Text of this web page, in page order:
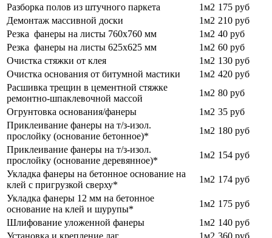
Разборка полов из штучного паркета
1м2 175 руб
Демонтаж массивной доски
1м2 210 руб
Резка фанеры на листы 760х760 мм
1м2 40 руб
Резка фанеры на листы 625х625 мм
1м2 60 руб
Очистка стяжки от клея
1м2 130 руб
Очистка основания от битумной мастики
1м2 420 руб
Расшивка трещин в цементной стяжке
ремонтно-шпаклевочной массой
1м2 80 руб
Огрунтовка основания/фанеры
1м2 35 руб
Приклеивание фанеры на т/з-изол.
прослойку (основание бетонное)*
1м2 180 руб
Приклеивание фанеры на т/з-изол.
прослойку (основание деревянное)*
1м2 154 руб
Укладка фанеры на бетонное основание на
клей с пригрузкой сверху*
1м2 174 руб
Укладка фанеры 12 мм на бетонное
основание на клей и шурупы*
1м2 175 руб
Шлифование уложенной фанеры
1м2 140 руб